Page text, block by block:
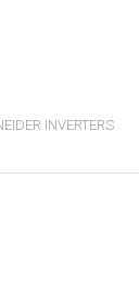
INVERTERS